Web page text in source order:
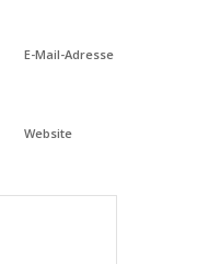
E-Mail-Adresse
Website